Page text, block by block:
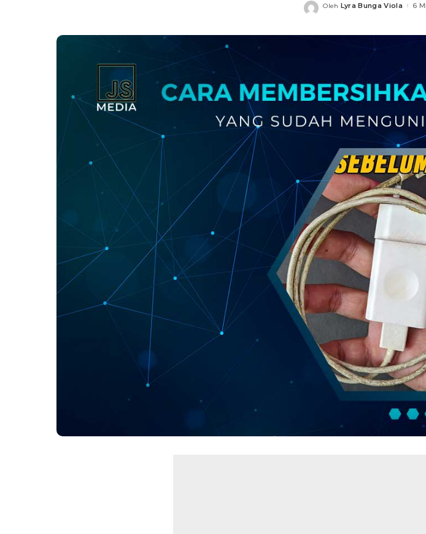
Posted
Oleh Lyra Bunga Viola 6